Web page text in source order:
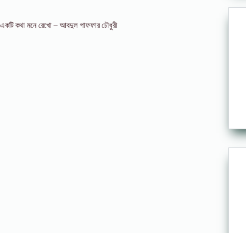
একটি কথা মনে রেখো – আবদুল গাফফার চৌধুরী